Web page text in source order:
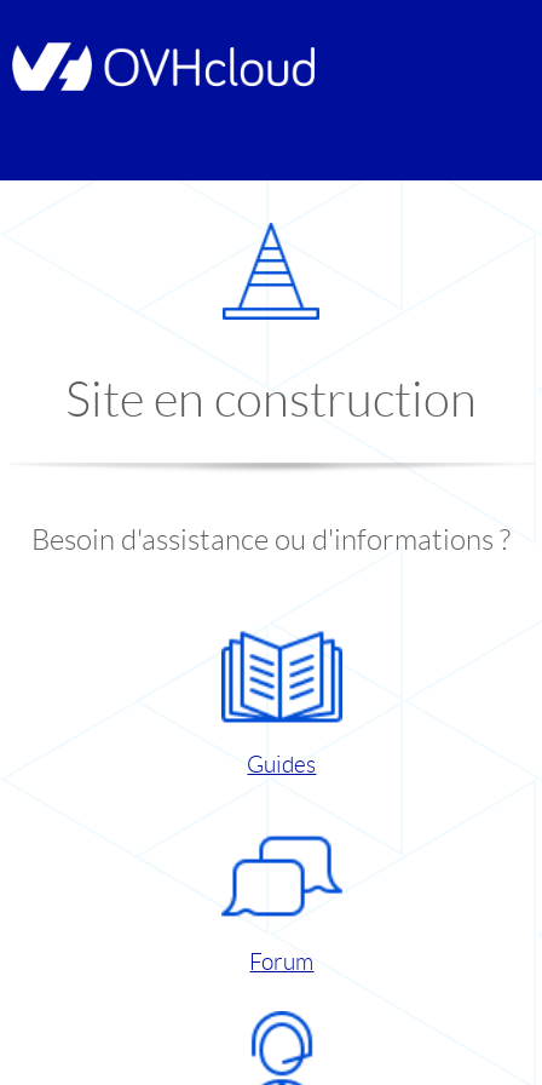
Site en construction
Besoin d'assistance ou d'informations ?
Guides
Forum